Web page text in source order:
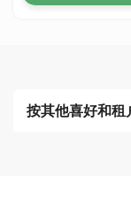
按其他喜好和租